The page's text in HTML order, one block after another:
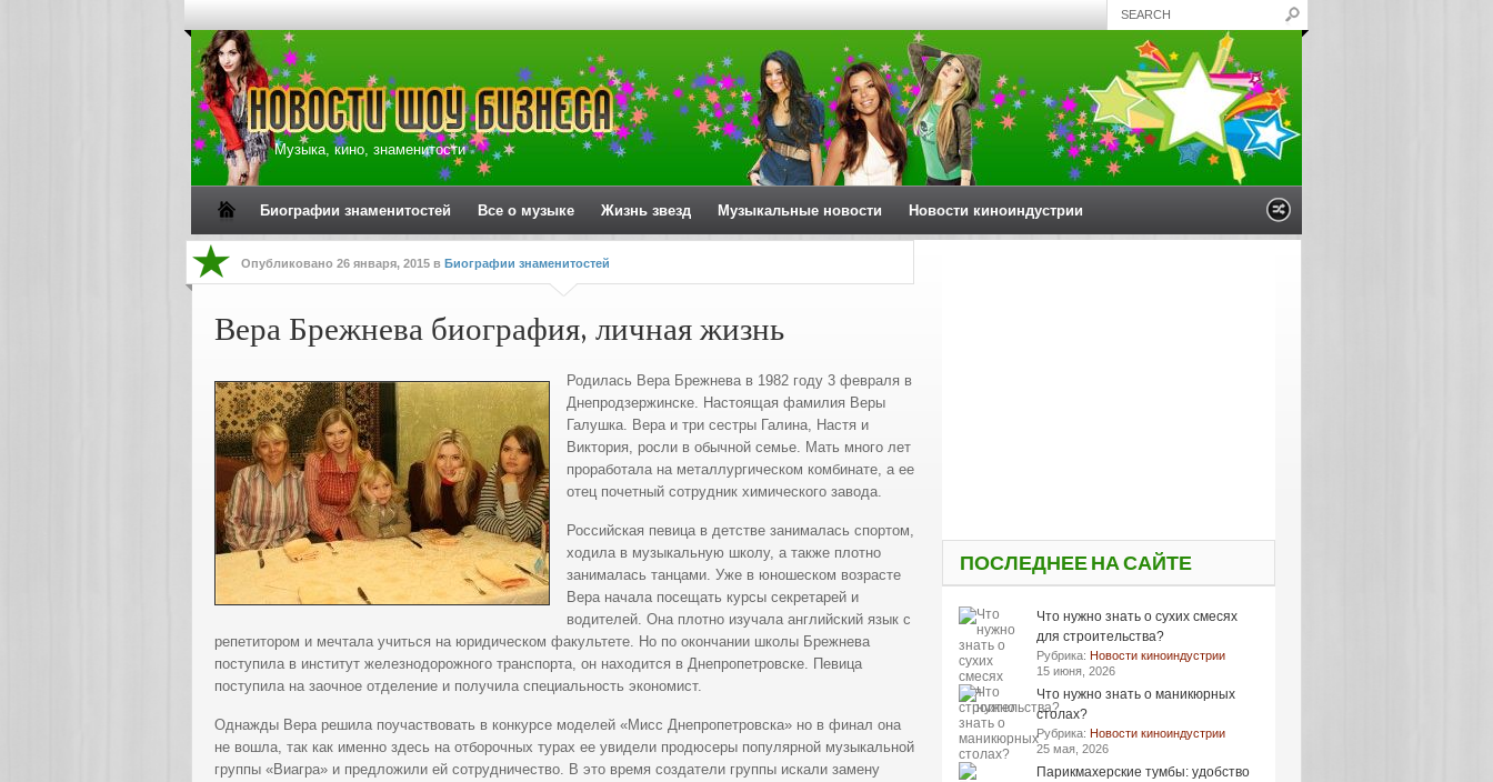
Музыка, кино, знаменитости
Биографии знаменитостей Все о музыке Жизнь звезд Музыкальные новости Новости киноиндустрии
Опубликовано 26 января, 2015 в Биографии знаменитостей
Вера Брежнева биография, личная жизнь
Родилась Вера Брежнева в 1982 году 3 февраля в
Днепродзержинске. Настоящая фамилия Веры
Галушка. Вера и три сестры Галина, Настя и
Виктория, росли в обычной семье. Мать много лет
проработала на металлургическом комбинате, а ее
отец почетный сотрудник химического завода.
Российская певица в детстве занималась спортом,
ходила в музыкальную школу, а также плотно
занималась танцами. Уже в юношеском возрасте
Вера начала посещать курсы секретарей и
водителей. Она плотно изучала английский язык с
репетитором и мечтала учиться на юридическом факультете. Но по окончании школы Брежнева
поступила в институт железнодорожного транспорта, он находится в Днепропетровске. Певица
поступила на заочное отделение и получила специальность экономист.
Однажды Вера решила поучаствовать в конкурсе моделей «Мисс Днепропетровска» но в финал она
не вошла, так как именно здесь на отборочных турах ее увидели продюсеры популярной музыкальной
группы «Виагра» и предложили ей сотрудничество. В это время создатели группы искали замену
ПОСЛЕДНЕЕ НА САЙТЕ
Что нужно знать о сухих смесях
для строительства?
Рубрика: Новости киноиндустрии
15 июня, 2026
Что нужно знать о маникюрных
столах?
Рубрика: Новости киноиндустрии
25 мая, 2026
Парикмахерские тумбы: удобство